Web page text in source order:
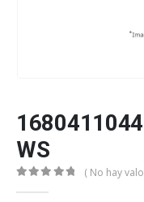
WS
( No hay